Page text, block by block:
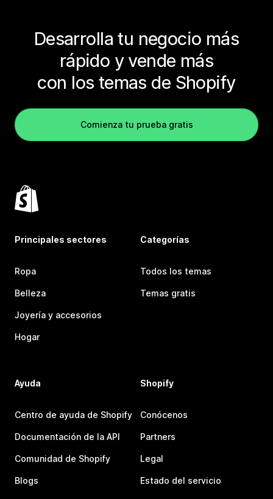
Desarrolla tu negocio más
rápido y vende más
con los temas de Shopify
Comienza tu prueba gratis
Principales sectores
Ropa
Belleza
Joyería y accesorios
Hogar
Categorías
Todos los temas
Temas gratis
Ayuda
Centro de ayuda de Shopify
Documentación de la API
Comunidad de Shopify
Blogs
Shopify
Conócenos
Partners
Legal
Estado del servicio